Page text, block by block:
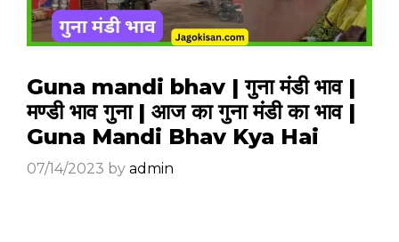
Guna mandi bhav | गुना मंडी भाव |
मण्डी भाव गुना | आज का गुना मंडी का भाव |
Guna Mandi Bhav Kya Hai
07/14/2023 by admin